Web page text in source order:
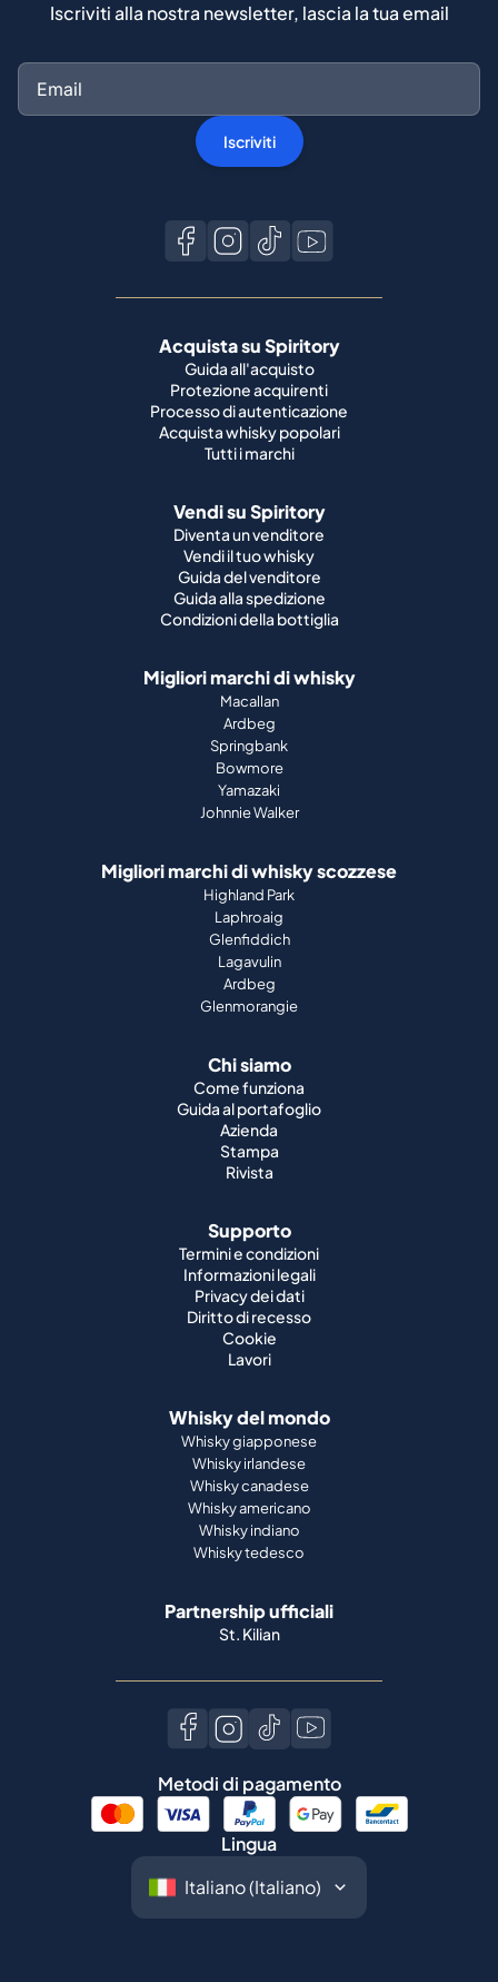
Iscriviti alla nostra newsletter, lascia la tua email
Iscriviti
Acquista su Spiritory
Guida all'acquisto
Protezione acquirenti
Processo di autenticazione
Acquista whisky popolari
Tutti i marchi
Vendi su Spiritory
Diventa un venditore
Vendi il tuo whisky
Guida del venditore
Guida alla spedizione
Condizioni della bottiglia
Migliori marchi di whisky
Macallan
Ardbeg
Springbank
Bowmore
Yamazaki
Johnnie Walker
Migliori marchi di whisky scozzese
Highland Park
Laphroaig
Glenfiddich
Lagavulin
Ardbeg
Glenmorangie
Chi siamo
Come funziona
Guida al portafoglio
Azienda
Stampa
Rivista
Supporto
Termini e condizioni
Informazioni legali
Privacy dei dati
Diritto di recesso
Cookie
Lavori
Whisky del mondo
Whisky giapponese
Whisky irlandese
Whisky canadese
Whisky americano
Whisky indiano
Whisky tedesco
Partnership ufficiali
St. Kilian
Metodi di pagamento
Lingua